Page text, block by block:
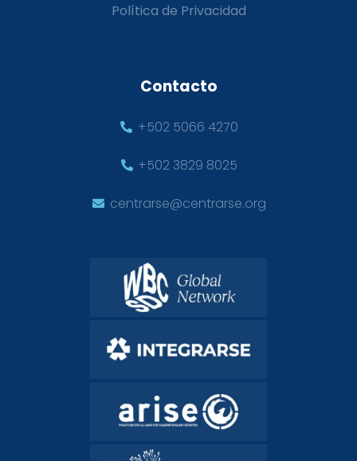
Política de Privacidad
Contacto
+502 5066 4270
+502 3829 8025
centrarse@centrarse.org